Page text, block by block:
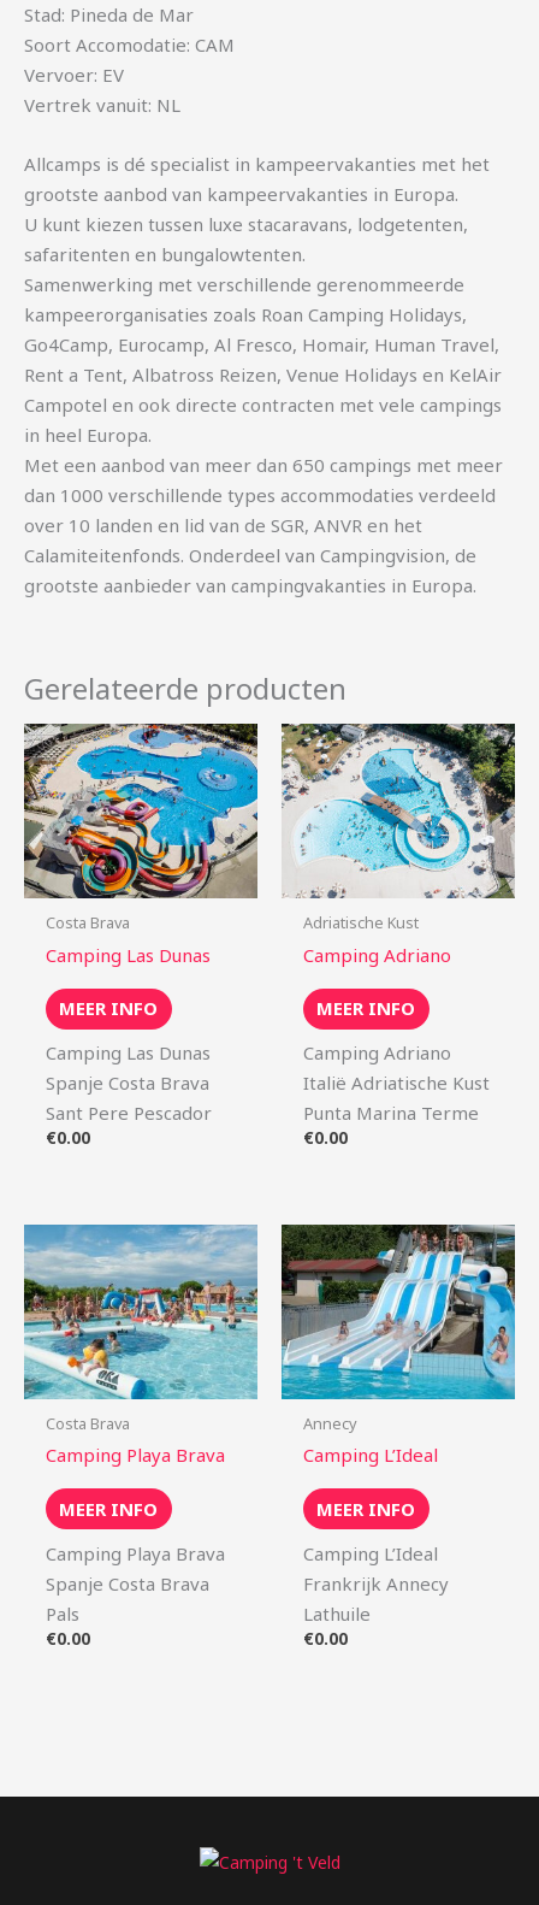
Stad: Pineda de Mar
Soort Accomodatie: CAM
Vervoer: EV
Vertrek vanuit: NL
Allcamps is dé specialist in kampeervakanties met het
grootste aanbod van kampeervakanties in Europa.
U kunt kiezen tussen luxe stacaravans, lodgetenten,
safaritenten en bungalowtenten.
Samenwerking met verschillende gerenommeerde
kampeerorganisaties zoals Roan Camping Holidays,
Go4Camp, Eurocamp, Al Fresco, Homair, Human Travel,
Rent a Tent, Albatross Reizen, Venue Holidays en KelAir
Campotel en ook directe contracten met vele campings
in heel Europa.
Met een aanbod van meer dan 650 campings met meer
dan 1000 verschillende types accommodaties verdeeld
over 10 landen en lid van de SGR, ANVR en het
Calamiteitenfonds. Onderdeel van Campingvision, de
grootste aanbieder van campingvakanties in Europa.
Gerelateerde producten
Costa Brava
Camping Las Dunas
MEER INFO
Camping Las Dunas
Spanje Costa Brava
Sant Pere Pescador
€0.00
Adriatische Kust
Camping Adriano
MEER INFO
Camping Adriano
Italië Adriatische Kust
Punta Marina Terme
€0.00
Costa Brava
Camping Playa Brava
MEER INFO
Camping Playa Brava
Spanje Costa Brava
Pals
€0.00
Annecy
Camping L’Ideal
MEER INFO
Camping L’Ideal
Frankrijk Annecy
Lathuile
€0.00